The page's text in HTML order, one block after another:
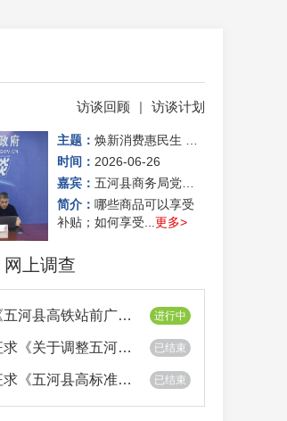
访谈回顾 | 访谈计划
主题： 焕新消费惠民生 以旧换新促升级
时间： 2026-06-26
嘉宾： 五河县商务局党组成员、副局长 阮守松
简介： 哪些商品可以享受
补贴；如何享受... 更多>
网上调查
关于征求《五河县高铁站前广场停车场停车服务收费标准定价方案（征求意见稿）》意... 进行中
关于公开征求《关于调整五河县居民用管道天然气价格和阶梯气价的方案（征求意见稿... 已结束
关于公开征求《五河县高标准农田建后管护办法》意见的公告 已结束